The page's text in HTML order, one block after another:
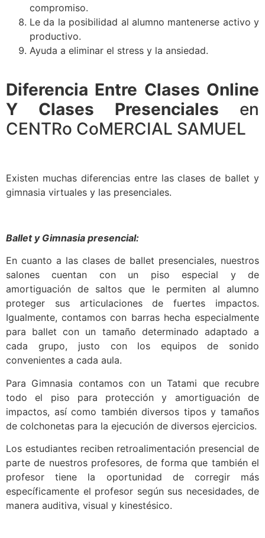
compromiso.
Le da la posibilidad al alumno mantenerse activo y
productivo.
Ayuda a eliminar el stress y la ansiedad.
Diferencia Entre Clases Online
Y Clases Presenciales en
CENTRo CoMERCIAL SAMUEL
Existen muchas diferencias entre las clases de ballet y
gimnasia virtuales y las presenciales.
Ballet y Gimnasia presencial:
En cuanto a las clases de ballet presenciales, nuestros
salones cuentan con un piso especial y de
amortiguación de saltos que le permiten al alumno
proteger sus articulaciones de fuertes impactos.
Igualmente, contamos con barras hecha especialmente
para ballet con un tamaño determinado adaptado a
cada grupo, justo con los equipos de sonido
convenientes a cada aula.
Para Gimnasia contamos con un Tatami que recubre
todo el piso para protección y amortiguación de
impactos, así como también diversos tipos y tamaños
de colchonetas para la ejecución de diversos ejercicios.
Los estudiantes reciben retroalimentación presencial de
parte de nuestros profesores, de forma que también el
profesor tiene la oportunidad de corregir más
específicamente el profesor según sus necesidades, de
manera auditiva, visual y kinestésico.